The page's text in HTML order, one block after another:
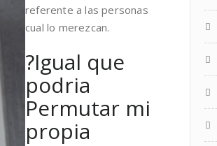
referente a las personas
cual lo merezcan.
?Igual que
podria
Permutar mi
propia